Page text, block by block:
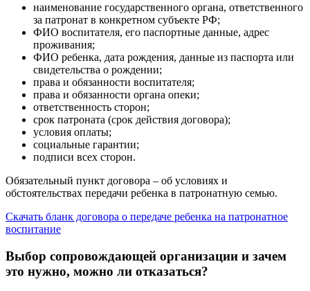
наименование государственного органа, ответственного
за патронат в конкретном субъекте РФ;
ФИО воспитателя, его паспортные данные, адрес
проживания;
ФИО ребенка, дата рождения, данные из паспорта или
свидетельства о рождении;
права и обязанности воспитателя;
права и обязанности органа опеки;
ответственность сторон;
срок патроната (срок действия договора);
условия оплаты;
социальные гарантии;
подписи всех сторон.
Обязательный пункт договора – об условиях и
обстоятельствах передачи ребенка в патронатную семью.
Скачать бланк договора о передаче ребенка на патронатное
воспитание
Выбор сопровождающей организации и зачем
это нужно, можно ли отказаться?